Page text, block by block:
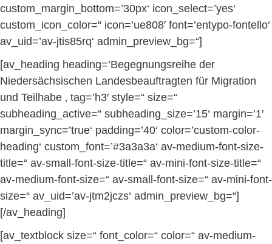
custom_margin_bottom=’30px‘ icon_select=’yes‘
custom_icon_color=“ icon=’ue808′ font=’entypo-fontello‘
av_uid=’av-jtis85rq‘ admin_preview_bg=“]
[av_heading heading=’Begegnungsreihe der
Niedersächsischen Landesbeauftragten für Migration
und Teilhabe ‚ tag=’h3′ style=“ size=“
subheading_active=“ subheading_size=’15‘ margin=’1′
margin_sync=’true‘ padding=’40‘ color=’custom-color-
heading‘ custom_font=’#3a3a3a‘ av-medium-font-size-
title=“ av-small-font-size-title=“ av-mini-font-size-title=“
av-medium-font-size=“ av-small-font-size=“ av-mini-font-
size=“ av_uid=’av-jtm2jczs‘ admin_preview_bg=“]
[/av_heading]
[av_textblock size=“ font_color=“ color=“ av-medium-